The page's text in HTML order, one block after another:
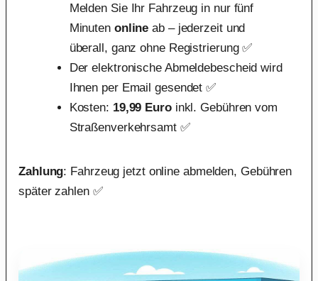
Melden Sie Ihr Fahrzeug in nur fünf
Minuten online ab – jederzeit und
überall, ganz ohne Registrierung ✅
Der elektronische Abmeldebescheid wird
Ihnen per Email gesendet ✅
Kosten: 19,99 Euroinkl. Gebühren vom
Straßenverkehrsamt ✅
Zahlung: Fahrzeug jetzt online abmelden, Gebühren
später zahlen ✅